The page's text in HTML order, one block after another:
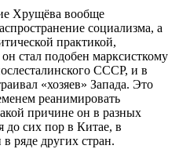
Хрущёва вообще
социализма, а
практикой,
стал подобен марксисткому
СССР, и в
«хозяев» Запада. Это
реанимировать
причине он в разных
до сих пор в Китае, в
ряде других стран.